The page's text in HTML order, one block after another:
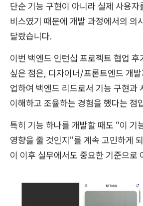
단순 기능 구현이 아니라 실제 사용자
비스였기 때문에 개발 과정에서의 의
달랐습니다.
이번 백엔드 인턴십 프로젝트 협업 후
싶은 점은, 디자이너/프론트엔드 개
업하여 백엔드 리드로서 기능 구현과
이해하고 조율하는 경험을 했다는 점
특히 기능 하나를 개발할 때도 “이 기
영향을 줄 것인지”를 계속 고민하게
이 이후 실무에서도 중요한 기준으로